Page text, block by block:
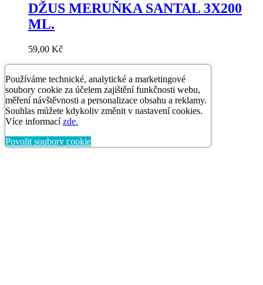
DŽUS MERUŇKA SANTAL 3X200
ML.
59,00 Kč
Používáme technické, analytické a marketingové
soubory cookie za účelem zajištění funkčnosti webu,
měření návštěvnosti a personalizace obsahu a reklamy.
Souhlas můžete kdykoliv změnit v nastavení cookies.
Více informacízde.
Povolit soubory cookie